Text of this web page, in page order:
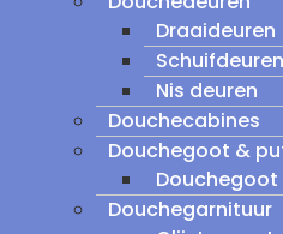
Draaideuren
Schuifdeuren
Nis deuren
Douchecabines
Douchegoot &
Douchegoot
Douchegarnituur